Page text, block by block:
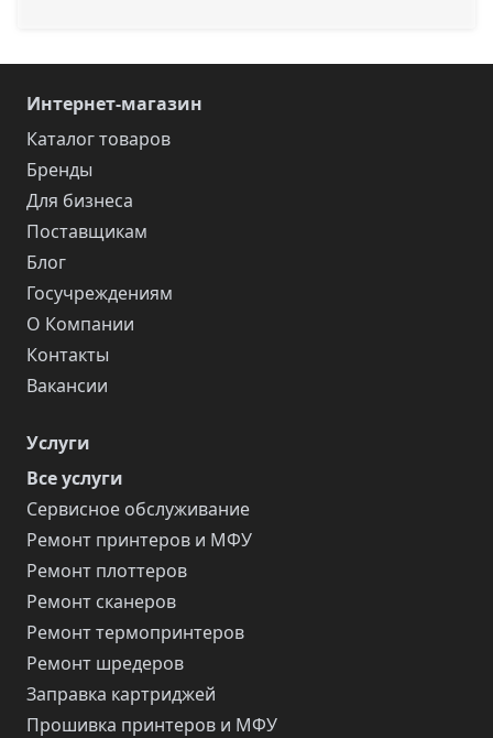
Интернет-магазин
Каталог товаров
Бренды
Для бизнеса
Поставщикам
Блог
Госучреждениям
О Компании
Контакты
Вакансии
Услуги
Все услуги
Сервисное обслуживание
Ремонт принтеров и МФУ
Ремонт плоттеров
Ремонт сканеров
Ремонт термопринтеров
Ремонт шредеров
Заправка картриджей
Прошивка принтеров и МФУ